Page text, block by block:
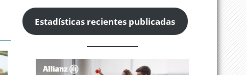
Estadísticas recientes publicadas